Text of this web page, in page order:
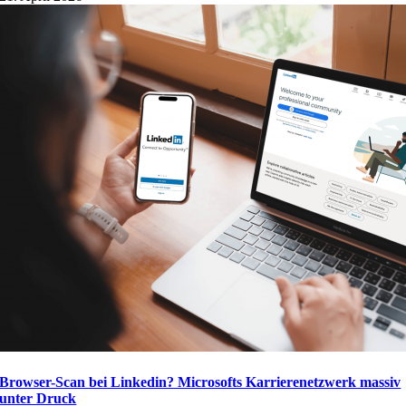
Browser-Scan bei Linkedin? Microsofts Karrierenetzwerk massiv
unter Druck